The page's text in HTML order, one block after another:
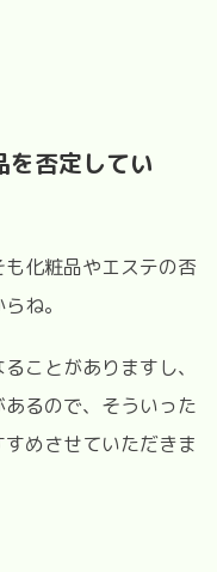
を否定してい
化粧品やエステの否
ね。
ことがありますし、
るので、そういった
めさせていただきま